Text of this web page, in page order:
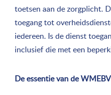
toetsen aan de zorgplicht.
toegang tot
iedereen. Is de dienst
inclusief die met een
De essentie van de WMEBV